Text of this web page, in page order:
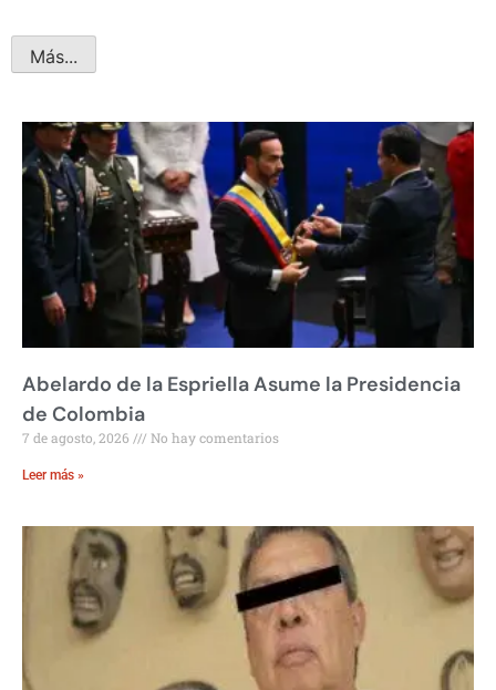
Más...
Abelardo de la Espriella Asume la Presidencia
de Colombia
7 de agosto, 2026 No hay comentarios
Leer más »